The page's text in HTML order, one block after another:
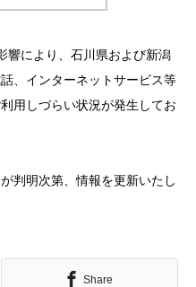
響により、石川県および新潟
、インターネットサービス等
用しづらい状況が発生してお
判明次第、情報を更新いたし
Share